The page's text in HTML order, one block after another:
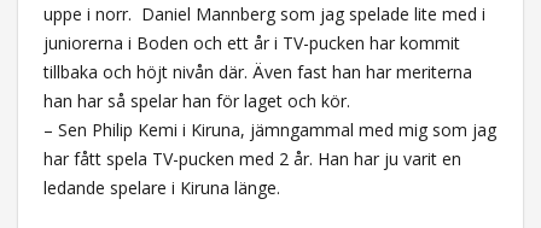
uppe i norr. Daniel Mannberg som jag spelade lite med i
juniorerna i Boden och ett år i TV-pucken har kommit
tillbaka och höjt nivån där. Även fast han har meriterna
han har så spelar han för laget och kör.
– Sen Philip Kemi i Kiruna, jämngammal med mig som jag
har fått spela TV-pucken med 2 år. Han har ju varit en
ledande spelare i Kiruna länge.